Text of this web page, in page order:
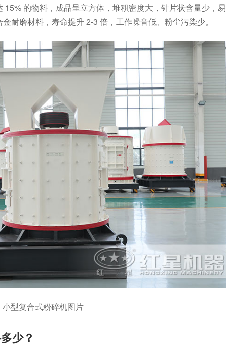
的物料，成品呈立方体，堆积密度大，针片状含量少，易
耐磨材料，寿命提升 ‌2-3 倍，工作噪音低、粉尘污染少。
小型复合式粉碎机图片
少？